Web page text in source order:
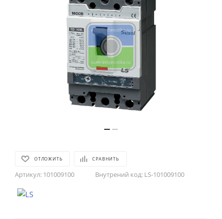
ОТЛОЖИТЬ СРАВНИТЬ
Артикул: 101009100 Внутрений код: LS-101009100